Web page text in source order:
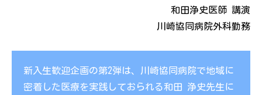
和田浄史医師 講演
川崎協同病院外科勤務
新入生歓迎企画の第2弾は、川崎協同病院で地域に
密着した医療を実践しておられる和田 浄史先生に